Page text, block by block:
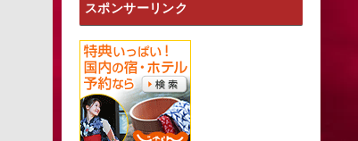
スポンサーリンク